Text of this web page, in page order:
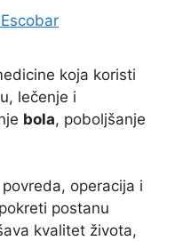
koja koristi
lečenje i
bola, poboljšanje
operacija i
postanu
kvalitet života,